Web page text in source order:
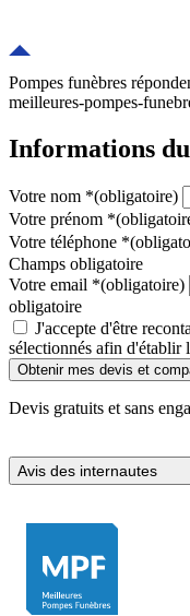
Pompes funèbres
meilleures-pompes-
Informations
Votre nom *(obligatoire)
Votre prénom *
Votre téléphone *
Champs obligatoire
Votre email *(obligatoire)
obligatoire
J'accepte d'être
sélectionnés afin d'établir
Devis gratuits et sans
Avis des internautes